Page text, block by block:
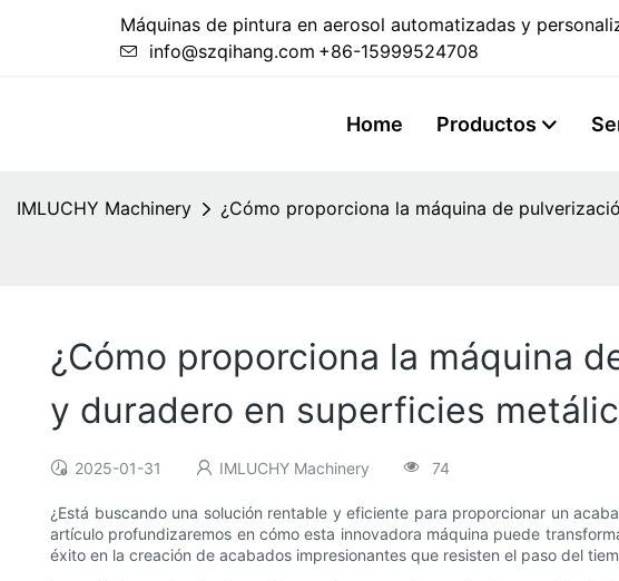
Máquinas de pintura en aerosol automatizadas y
info@szqihang.com +86-15999524708
Home Productos
IMLUCHY Machinery ¿Cómo proporciona la máquina de
¿Cómo proporciona la máquina
y duradero en superficies
2025-01-31 IMLUCHY Machinery 74
¿Está buscando una solución rentable y eficiente para proporcionar un
artículo profundizaremos en cómo esta innovadora máquina puede
éxito en la creación de acabados impresionantes que resisten el paso del